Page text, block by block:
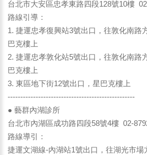
台北市大安區忠孝東路四段128號10樓
路線引導：
1. 捷運忠孝復興站3號出口，往敦化南路
巴克樓上
2. 捷運忠孝敦化站5號出口，往敦化南路
巴克樓上
3. 東區地下街12號出口，星巴克樓上
--------------------------------------------------
● 藝群內湖診所
台北市內湖區成功路四段58號4樓 02-
路線導引：
捷運文湖線-內湖站1號出口，往湖光市場